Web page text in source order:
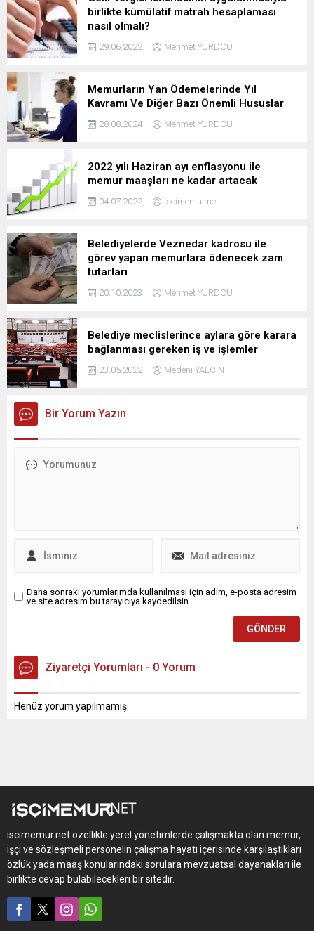
birlikte kümülatif matrah hesaplaması
nasıl olmalı?
29.06.2022 Mehmet YURDCU
Memurların Yan Ödemelerinde Yıl
Kavramı Ve Diğer Bazı Önemli Hususlar
28.08.2024 Mehmet YURDCU
2022 yılı Haziran ayı enflasyonu ile
memur maaşları ne kadar artacak
04.07.2022 iscimemur.net
Belediyelerde Veznedar kadrosu ile
görev yapan memurlara ödenecek zam
tutarları
20.10.2023 Mehmet YURDCU
Belediye meclislerince aylara göre karara
bağlanması gereken iş ve işlemler
23.05.2022 Medeni YALCIN
Bir Yorum Yazın
Daha sonraki yorumlarımda kullanılması için adım, e-posta adresim
ve site adresim bu tarayıcıya kaydedilsin.
Ziyaretçi Yorumları - 0 Yorum
Henüz yorum yapılmamış.
iscimemur.net özellikle yerel yönetimlerde çalışmakta olan memur,
işçi ve sözleşmeli personelin çalışma hayatı içerisinde karşılaştıkları
özlük yada maaş konularındaki sorulara mevzuatsal dayanakları ile
birlikte cevap bulabilecekleri bir sitedir.